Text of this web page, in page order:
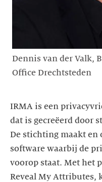
Dennis van der Valk,
Office Drechtsteden
IRMA is een
dat is gecreëerd door
De stichting maakt en
software waarbij de
voorop staat. Met het
Reveal My Attributes,